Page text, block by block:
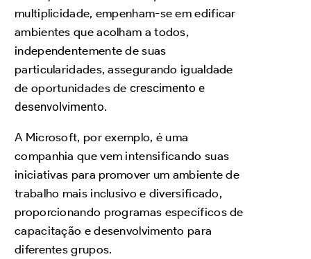
multiplicidade, empenham-se em edificar
ambientes que acolham a todos,
independentemente de suas
particularidades, assegurando igualdade
de oportunidades decrescimento e
desenvolvimento.
A Microsoft, por exemplo, é uma
companhia que vem intensificando suas
iniciativas para promover um ambiente de
trabalho mais inclusivo e diversificado,
proporcionando programas específicos de
capacitação e desenvolvimento para
diferentes grupos.